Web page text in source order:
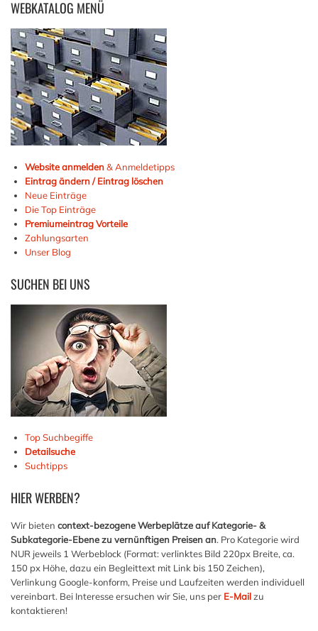
WEBKATALOG MENÜ
Website anmelden& Anmeldetipps
Eintrag ändern / Eintrag löschen
Neue Einträge
Die Top Einträge
Premiumeintrag Vorteile
Zahlungsarten
Unser Blog
SUCHEN BEI UNS
Top Suchbegiffe
Detailsuche
Suchtipps
HIERWERBEN?
Wir bieten context-bezogene Werbeplätze auf Kategorie- &
Subkategorie-Ebene zu vernünftigen Preisen an. Pro Kategorie wird
NUR jeweils 1 Werbeblock (Format: verlinktes Bild 220px Breite, ca.
150 px Höhe, dazu ein Begleittext mit Link bis 150 Zeichen),
Verlinkung Google-konform, Preise und Laufzeiten werden individuell
vereinbart. Bei Interesse ersuchen wir Sie, uns per E-Mailzu
kontaktieren!